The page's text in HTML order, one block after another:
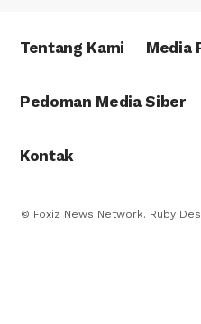
Tentang Kami Media
Pedoman Media Siber
Kontak
© Foxiz News Network. Ruby